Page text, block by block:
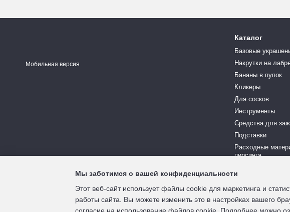
Мобильная версия
Каталог
Базовые
Накрутки на
Бананы в пупок
Кликеры
Для сосков
Инструменты
Средства для
Подставки
Расходные
пирсинга
Мы заботимся о вашей конфиденциальности
Этот веб-сайт использует файлы cookie для маркетинга и
работы сайта. Вы можете изменить это в настройках вашего